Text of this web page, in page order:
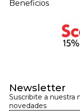
Newsletter
Suscribite a nuestra
novedades
Beneficios